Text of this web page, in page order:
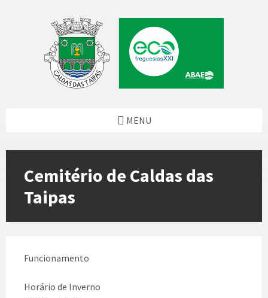
MENU
Cemitério de Caldas das
Taipas
Funcionamento
Horário de Inverno